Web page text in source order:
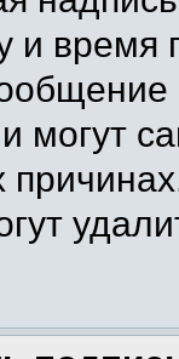
и
могут